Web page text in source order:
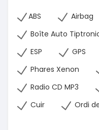
ABS Airbag
Boîte Auto
ESP
GPS
Phares Xenon
Radio CD MP3
Cuir
Ordi